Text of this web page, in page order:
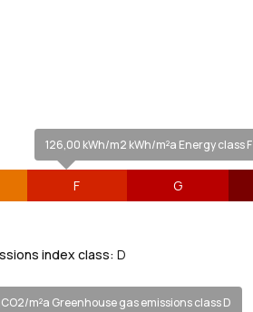
126,00 kWh/m2 kWh/m²a Energy class F
F G
index class: D
m²a Greenhouse gas emissions class D